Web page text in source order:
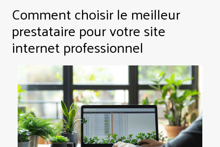
Comment choisir le meilleur
prestataire pour votre site
internet professionnel